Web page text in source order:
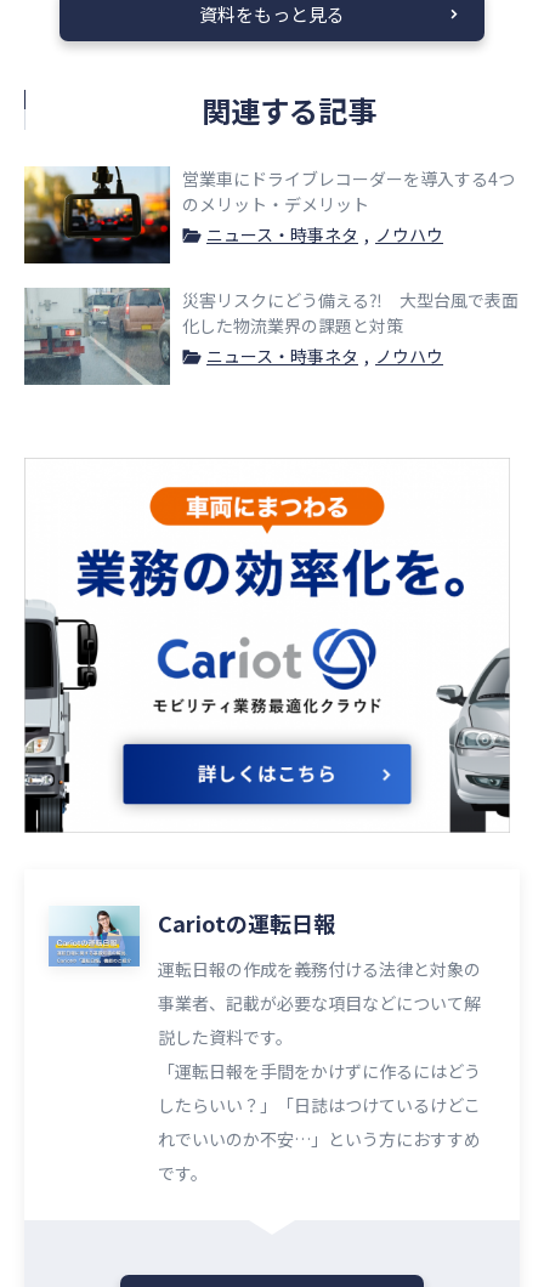
資料をもっと見る
関連する記事
営業車にドライブレコーダーを導入する4つ
のメリット・デメリット
ニュース・時事ネタ
ノウハウ
災害リスクにどう備える⁈ 大型台風で表面
化した物流業界の課題と対策
ニュース・時事ネタ
ノウハウ
Cariotの運転日報
運転日報の作成を義務付ける法律と対象の
事業者、記載が必要な項目などについて解
説した資料です。
「運転日報を手間をかけずに作るにはどう
したらいい？」「日誌はつけているけどこ
れでいいのか不安…」という方におすすめ
です。